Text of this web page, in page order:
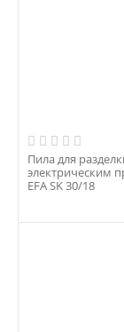
Пила для
электрическим
EFA SK 30/18